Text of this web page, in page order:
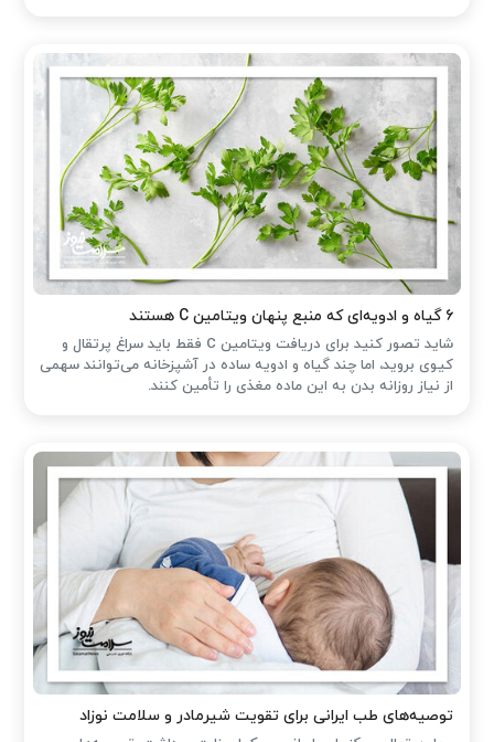
۶ گیاه و ادویه‌ای که منبع پنهان ویتامین C هستند
شاید تصور کنید برای دریافت ویتامین C فقط باید سراغ پرتقال و
کیوی بروید، اما چند گیاه و ادویه ساده در آشپزخانه می‌توانند سهمی
از نیاز روزانه بدن به این ماده مغذی را تأمین کنند.
توصیه‌های طب ایرانی برای تقویت شیرمادر و سلامت نوزاد